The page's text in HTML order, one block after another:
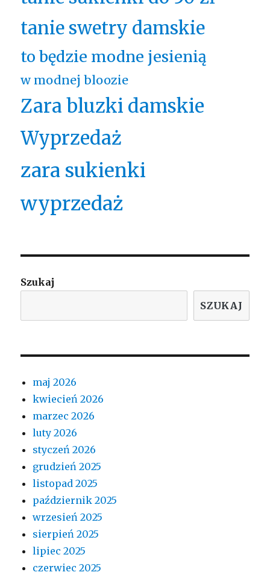
tanie swetry damskie
to będzie modne jesienią
w modnej bloozie
Zara bluzki damskie
Wyprzedaż
zara sukienki
wyprzedaż
Szukaj
SZUKAJ
maj 2026
kwiecień 2026
marzec 2026
luty 2026
styczeń 2026
grudzień 2025
listopad 2025
październik 2025
wrzesień 2025
sierpień 2025
lipiec 2025
czerwiec 2025